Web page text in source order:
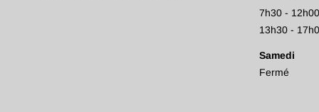
7h30 - 12h00
13h30 -
Samedi
Fermé